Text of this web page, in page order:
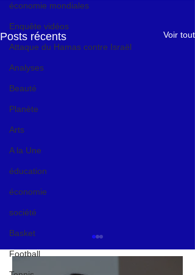
économie mondiales
Enquête vidéos
Attaque du Hamas contre Israël
Analyses
Beauté
Planète
Arts
A la Une
éducation
économie
société
Basket
Football
Posts récents Voir tout